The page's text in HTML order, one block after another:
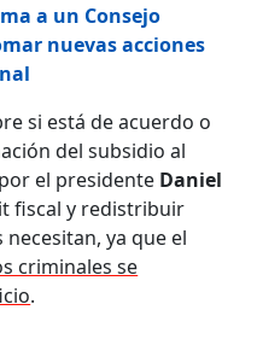
a un Consejo
nuevas acciones
si está de acuerdo o
del subsidio al
el presidente Daniel
fiscal y redistribuir
ya que el
criminales se
.